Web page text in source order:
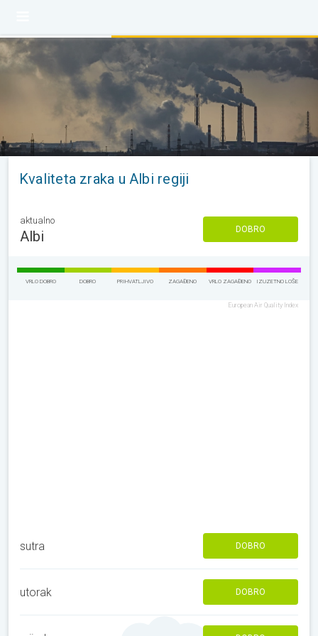
Kvaliteta zraka u Albi regiji
aktualno
Albi DOBRO
VRLO DOBRO DOBRO PRIHVATLJIVO ZAGAĐENO VRLO ZAGAĐENO IZUZETNO LOŠE
European Air Quality Index
sutra DOBRO
utorak DOBRO